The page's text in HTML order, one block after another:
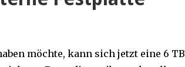
möchte, kann sich jetzt eine 6 TB